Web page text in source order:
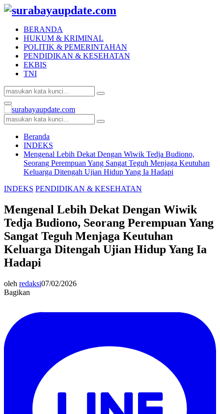
BERANDA
HUKUM & KRIMINAL
POLITIK & PEMERINTAHAN
PENDIDIKAN & KESEHATAN
EKBIS
TNI
Search
for:
Search
Facebook
Twitter
Youtube
Primary
Menu
Search
for:
Search
Beranda
INDEKS
Mengenal Lebih Dekat Dengan Wiwik Tedja Budiono,
Seorang Perempuan Yang Sangat Teguh Menjaga Keutuhan
Keluarga Ditengah Ujian Hidup Yang Ia Hadapi
INDEKS PENDIDIKAN & KESEHATAN
Mengenal Lebih Dekat Dengan Wiwik
Tedja Budiono, Seorang Perempuan Yang
Sangat Teguh Menjaga Keutuhan
Keluarga Ditengah Ujian Hidup Yang Ia
Hadapi
oleh redaksi07/02/2026
Bagikan